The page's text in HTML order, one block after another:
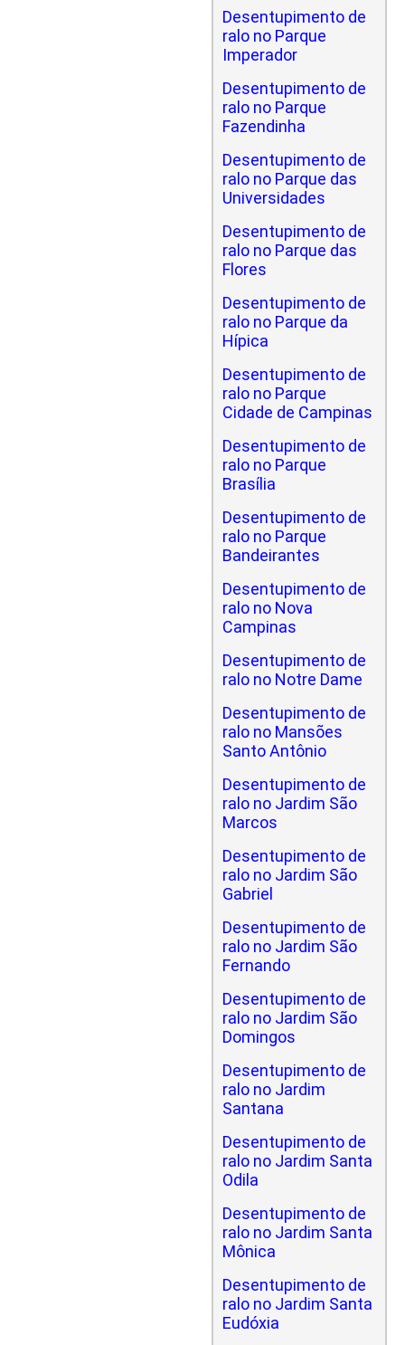
Desentupimento de
ralo no Parque
Imperador
Desentupimento de
ralo no Parque
Fazendinha
Desentupimento de
ralo no Parque das
Universidades
Desentupimento de
ralo no Parque das
Flores
Desentupimento de
ralo no Parque da
Hípica
Desentupimento de
ralo no Parque
Cidade de Campinas
Desentupimento de
ralo no Parque
Brasília
Desentupimento de
ralo no Parque
Bandeirantes
Desentupimento de
ralo no Nova
Campinas
Desentupimento de
ralo no Notre Dame
Desentupimento de
ralo no Mansões
Santo Antônio
Desentupimento de
ralo no Jardim São
Marcos
Desentupimento de
ralo no Jardim São
Gabriel
Desentupimento de
ralo no Jardim São
Fernando
Desentupimento de
ralo no Jardim São
Domingos
Desentupimento de
ralo no Jardim
Santana
Desentupimento de
ralo no Jardim Santa
Odila
Desentupimento de
ralo no Jardim Santa
Mônica
Desentupimento de
ralo no Jardim Santa
Eudóxia